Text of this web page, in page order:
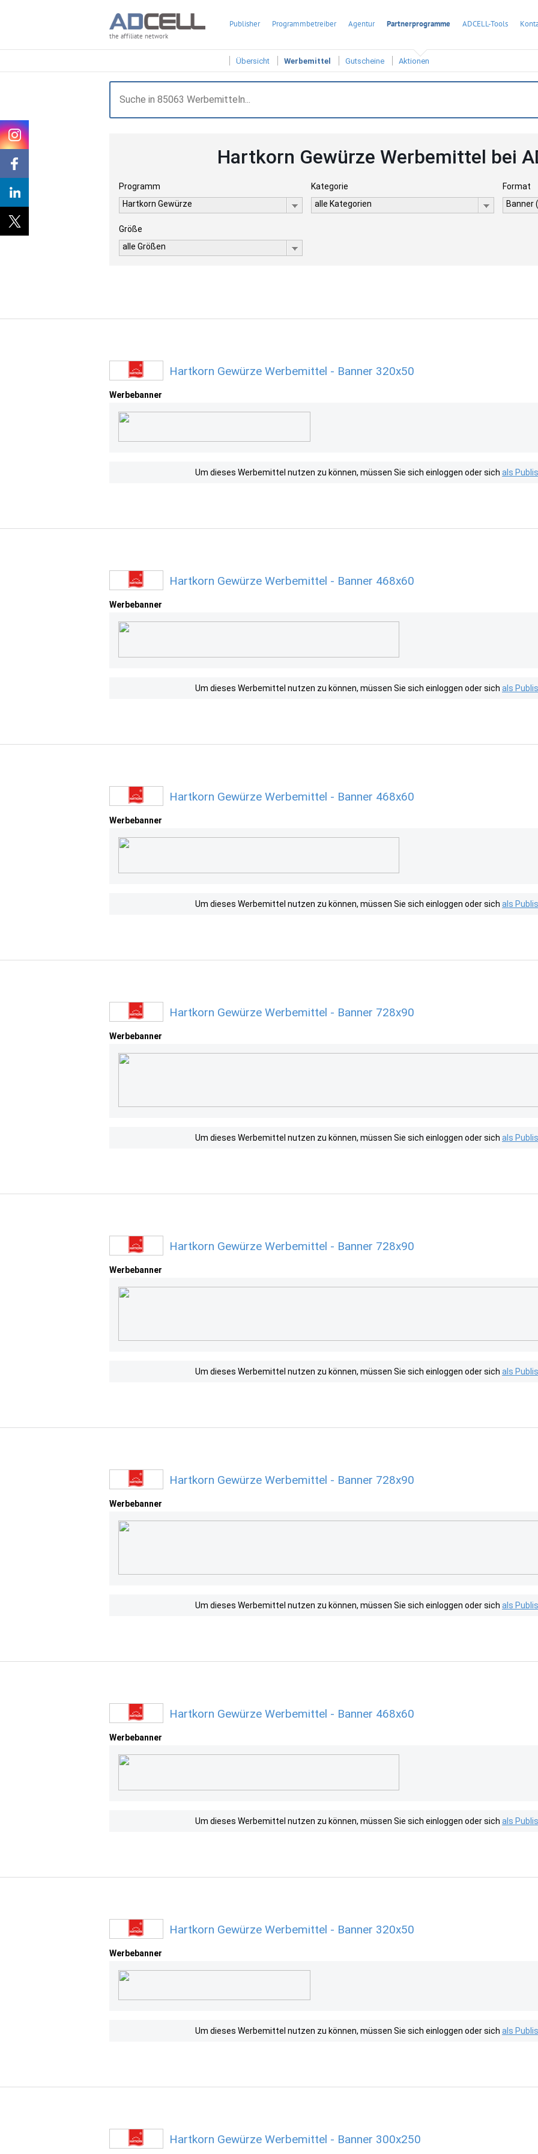
the affiliate network
Publisher Programmbetreiber Agentur Partnerprogramme ADCELL-Tools
Übersicht Werbemittel Gutscheine Aktionen
Hartkorn Gewürze Werbemittel bei
Programm
Hartkorn Gewürze
Kategorie
alle Kategorien
Format
Banner
Größe
alle Größen
Hartkorn Gewürze Werbemittel - Banner 320x50
Werbebanner
Um dieses Werbemittel nutzen zu können, müssen Sie sich einloggen oder sich als
Hartkorn Gewürze Werbemittel - Banner 468x60
Werbebanner
Um dieses Werbemittel nutzen zu können, müssen Sie sich einloggen oder sich als
Hartkorn Gewürze Werbemittel - Banner 468x60
Werbebanner
Um dieses Werbemittel nutzen zu können, müssen Sie sich einloggen oder sich als
Hartkorn Gewürze Werbemittel - Banner 728x90
Werbebanner
Um dieses Werbemittel nutzen zu können, müssen Sie sich einloggen oder sich als
Hartkorn Gewürze Werbemittel - Banner 728x90
Werbebanner
Um dieses Werbemittel nutzen zu können, müssen Sie sich einloggen oder sich als
Hartkorn Gewürze Werbemittel - Banner 728x90
Werbebanner
Um dieses Werbemittel nutzen zu können, müssen Sie sich einloggen oder sich als
Hartkorn Gewürze Werbemittel - Banner 468x60
Werbebanner
Um dieses Werbemittel nutzen zu können, müssen Sie sich einloggen oder sich als
Hartkorn Gewürze Werbemittel - Banner 320x50
Werbebanner
Um dieses Werbemittel nutzen zu können, müssen Sie sich einloggen oder sich als
Hartkorn Gewürze Werbemittel - Banner 300x250